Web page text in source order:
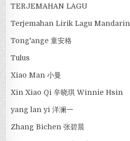
TERJEMAHAN LAGU
Terjemahan Lirik Lagu Mandarin
Tong'ange 童安格
Tulus
Xiao Man 小曼
Xin Xiao Qi 辛晓琪 Winnie Hsin
yang lan yi 洋澜一
Zhang Bichen 张碧晨